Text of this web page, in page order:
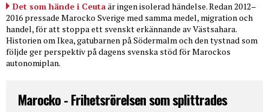
Det som hände i Ceutaär ingen isolerad händelse. Redan 2012–
2016 pressade Marocko Sverige med samma medel, migration och
handel, för att stoppa ett svenskt erkännande av Västsahara.
Historien om Ikea, gatubarnen på Södermalm och den tystnad som
följde ger perspektiv på dagens svenska stöd för Marockos
autonomiplan.
Marocko - Frihetsrörelsen som splittrades